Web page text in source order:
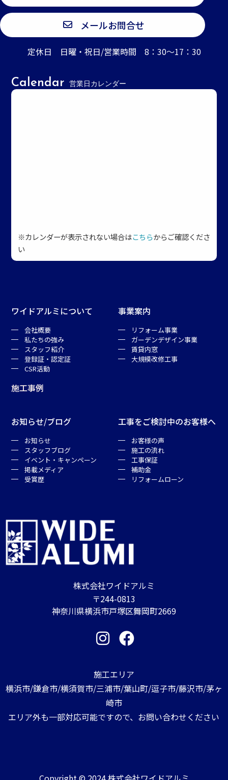
メールお問合せ
定休日 日曜・祝日/営業時間 8：30～17：30
Calendar 営業日カレンダー
※カレンダーが表示されない場合はこちらからご確認くださ
い
ワイドアルミについて
会社概要
私たちの強み
スタッフ紹介
登録証・認定証
CSR活動
施工事例
事業案内
リフォーム事業
ガーデンデザイン事業
賃貸内窓
大規模改修工事
お知らせ/ブログ
お知らせ
スタッフブログ
イベント・キャンペーン
掲載メディア
受賞歴
工事をご検討中のお客様へ
お客様の声
施工の流れ
工事保証
補助金
リフォームローン
株式会社ワイドアルミ
〒244-0813
神奈川県横浜市戸塚区舞岡町2669
施工エリア
横浜市/鎌倉市/横須賀市/三浦市/葉山町/逗子市/藤沢市/茅ヶ
崎市
エリア外も一部対応可能ですので、お問い合わせください